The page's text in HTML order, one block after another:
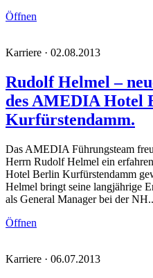
Öffnen
Karriere · 02.08.2013
Rudolf Helmel –
des AMEDIA Hotel
Kurfürstendamm.
Das AMEDIA Führungsteam
Herrn Rudolf Helmel ein
Hotel Berlin Kurfürstendamm
Helmel bringt seine langjährige
als General Manager bei der
Öffnen
Karriere · 06.07.2013